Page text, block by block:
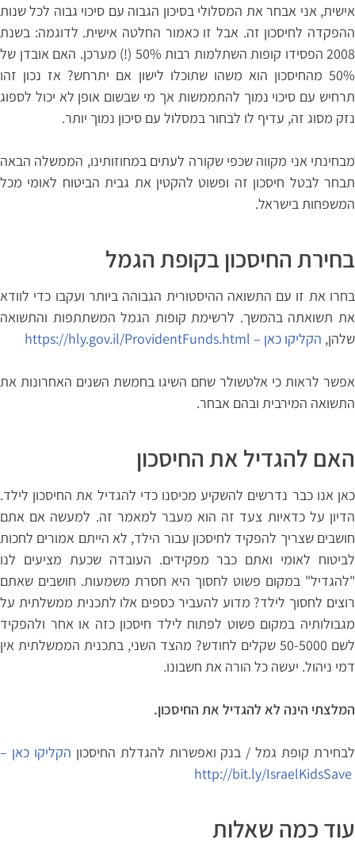
אישית, אני אבחר את המסלולי בסיכון הגבוה עם סיכוי גבוה לכל שנות
ההפקדה לחיסכון זה. אבל זו כאמור החלטה אישית. לדוגמה: בשנת
2008 הפסידו קופות השתלמות רבות 50% (!) מערכן. האם אובדן של
50% מהחיסכון הוא משהו שתוכלו לישון אם יתרחש? אז נכון זהו
תרחיש עם סיכוי נמוך להתממשות אך מי שבשום אופן לא יכול לספוג
נזק מסוג זה, עדיף לו לבחור במסלול עם סיכון נמוך יותר.
מבחינתי אני מקווה שכפי שקורה לעתים במחוזותינו, הממשלה הבאה
תבחר לבטל חיסכון זה ופשוט להקטין את גבית הביטוח לאומי מכל
המשפחות בישראל.
בחירת החיסכון בקופת הגמל
בחרו את זו עם התשואה ההיסטורית הגבוהה ביותר ועקבו כדי לוודא
את תשואתה בהמשך. לרשימת קופות הגמל המשתתפות והתשואה
שלהן, הקליקו כאן – https://hly.gov.il/ProvidentFunds.html
אפשר לראות כי אלטשולר שחם השיגו בחמשת השנים האחרונות את
התשואה המירבית ובהם אבחר.
האם להגדיל את החיסכון
כאן אנו כבר נדרשים להשקיע מכיסנו כדי להגדיל את החיסכון לילד.
הדיון על כדאיות צעד זה הוא מעבר למאמר זה. למעשה אם אתם
חושבים שצריך להפקיד לחיסכון עבור הילד, לא הייתם אמורים לחכות
לביטוח לאומי ואתם כבר מפקידים. העובדה שכעת מציעים לנו
"להגדיל" במקום פשוט לחסוך היא חסרת משמעות. חושבים שאתם
רוצים לחסוך לילד? מדוע להעביר כספים אלו לתכנית ממשלתית על
מגבולותיה במקום פשוט לפתוח לילד חיסכון כזה או אחר ולהפקיד
לשם 50-5000 שקלים לחודש? מהצד השני, בתכנית הממשלתית אין
דמי ניהול. יעשה כל הורה את חשבונו.
המלצתי הינה לא להגדיל את החיסכון.
לבחירת קופת גמל / בנק ואפשרות להגדלת החיסכון הקליקו כאן –
עוד כמה שאלות